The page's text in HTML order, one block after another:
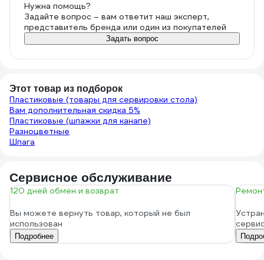
Нужна помощь?
Задайте вопрос – вам ответит наш эксперт,
представитель бренда или один из покупателей
Задать вопрос
Этот товар из подборок
Пластиковые (товары для сервировки стола)
Вам дополнительная скидка 5%
Пластиковые (шпажки для канапе)
Разноцветные
Шпага
Сервисное обслуживание
120 дней обмен и возврат
Вы можете вернуть товар, который не был
использован
Подробнее